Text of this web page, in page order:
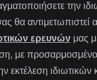
την
θα
ερευνώνμας
με
εκτέλεση